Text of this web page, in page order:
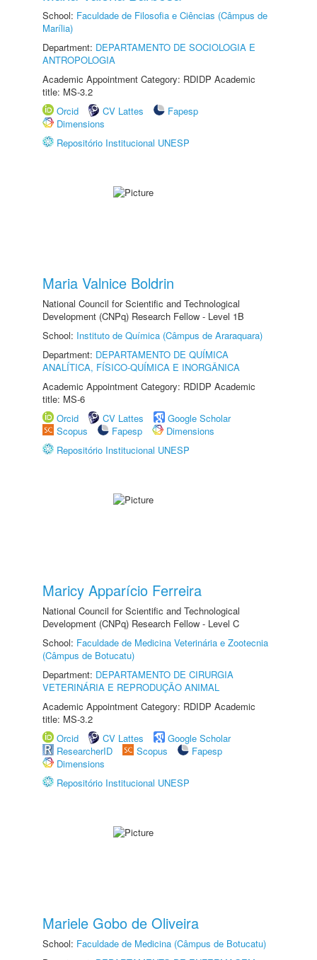
School: Faculdade de Filosofia e Ciências (Câmpus de
Marília)
Department: DEPARTAMENTO DE SOCIOLOGIA E
ANTROPOLOGIA
Academic Appointment Category: RDIDP Academic
title: MS-3.2
Orcid
CV Lattes
Fapesp
Dimensions
Repositório Institucional UNESP
Maria Valnice Boldrin
National Council for Scientific and Technological
Development (CNPq) Research Fellow - Level 1B
School: Instituto de Química (Câmpus de Araraquara)
Department: DEPARTAMENTO DE QUÍMICA
ANALÍTICA, FÍSICO-QUÍMICA E INORGÂNICA
Academic Appointment Category: RDIDP Academic
title: MS-6
Orcid
CV Lattes
Google Scholar
Scopus
Fapesp
Dimensions
Repositório Institucional UNESP
Maricy Apparício Ferreira
National Council for Scientific and Technological
Development (CNPq) Research Fellow - Level C
School: Faculdade de Medicina Veterinária e Zootecnia
(Câmpus de Botucatu)
Department: DEPARTAMENTO DE CIRURGIA
VETERINÁRIA E REPRODUÇÃO ANIMAL
Academic Appointment Category: RDIDP Academic
title: MS-3.2
Orcid
CV Lattes
Google Scholar
ResearcherID
Scopus
Fapesp
Dimensions
Repositório Institucional UNESP
Mariele Gobo de Oliveira
School: Faculdade de Medicina (Câmpus de Botucatu)